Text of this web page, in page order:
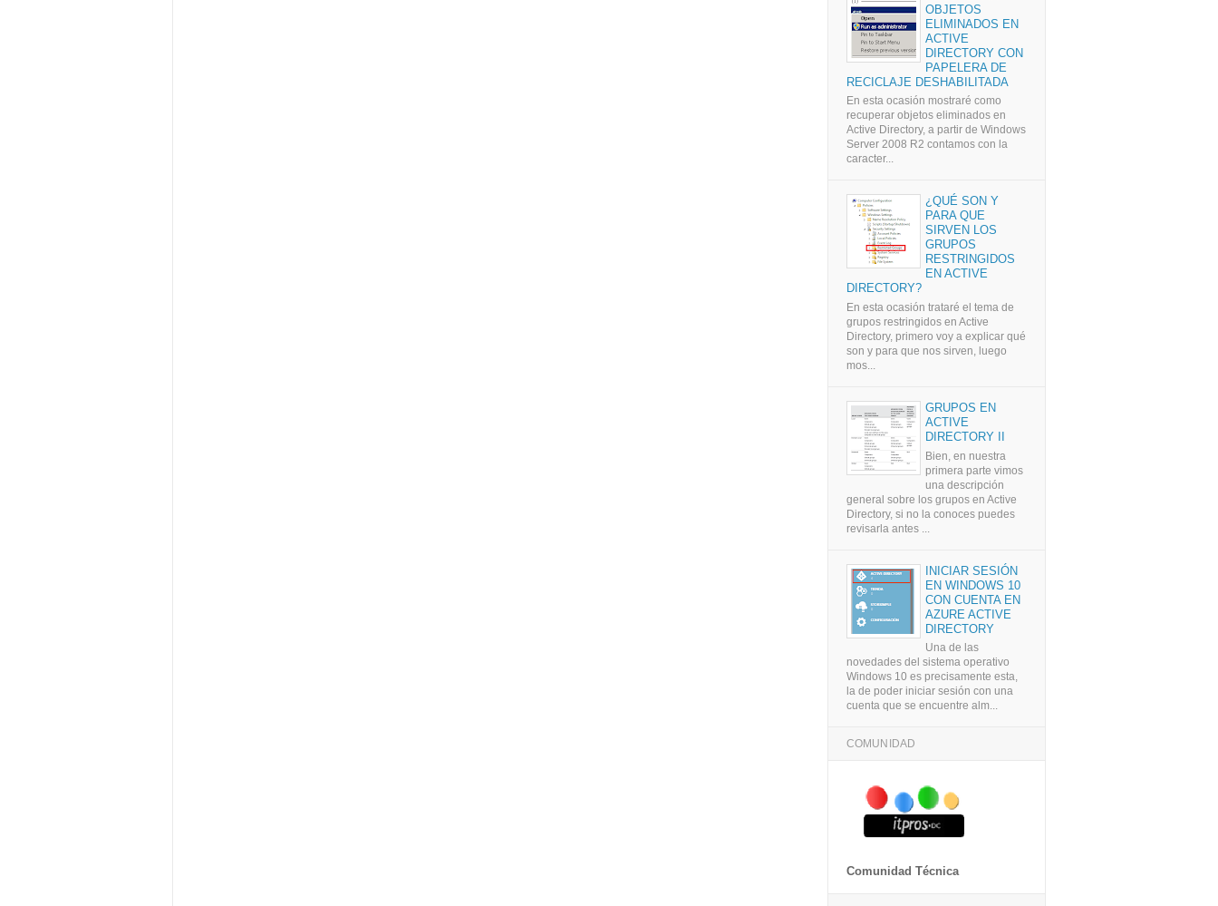
OBJETOS
ELIMINADOS EN
ACTIVE
DIRECTORY CON
PAPELERA DE
RECICLAJE DESHABILITADA
En esta ocasión mostraré como
recuperar objetos eliminados en
Active Directory, a partir de Windows
Server 2008 R2 contamos con la
caracter...
¿QUÉ SON Y
PARA QUE
SIRVEN LOS
GRUPOS
RESTRINGIDOS
EN ACTIVE
DIRECTORY?
En esta ocasión trataré el tema de
grupos restringidos en Active
Directory, primero voy a explicar qué
son y para que nos sirven, luego
mos...
GRUPOS EN
ACTIVE
DIRECTORY II
Bien, en nuestra
primera parte vimos
una descripción
general sobre los grupos en Active
Directory, si no la conoces puedes
revisarla antes ...
INICIAR SESIÓN
EN WINDOWS 10
CON CUENTA EN
AZURE ACTIVE
DIRECTORY
Una de las
novedades del sistema operativo
Windows 10 es precisamente esta,
la de poder iniciar sesión con una
cuenta que se encuentre alm...
COMUNIDAD
Comunidad Técnica